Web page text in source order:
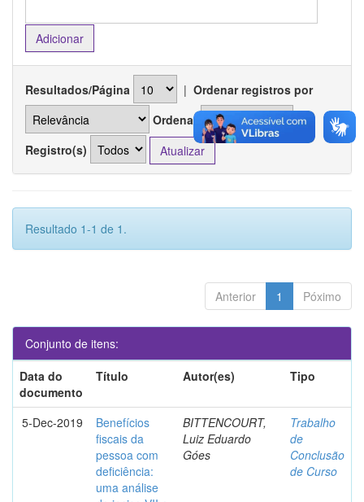
Resultados/Página | Ordenar registros por
Ordenar
Registro(s)
Resultado 1-1 de 1.
Anterior 1 Póximo
Conjunto de itens:
Data do
documento
Título Autor(es) Tipo
5-Dec-2019
Benefícios
fiscais da
pessoa com
deficiência:
uma análise
BITTENCOURT,
Luiz Eduardo
Góes
Trabalho
de
Conclusão
de Curso